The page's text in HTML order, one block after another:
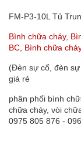
FM-P3-10L Tủ
Bình chữa cháy,
BC Bình chữa
(Đèn sự cố, đèn
giá rẻ
phân phối bình
chữa cháy, vòi
0975 805 876 -